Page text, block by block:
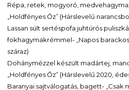
Répa, retek, mogyoró,
„Holdfényes Őz” (Hárslevelű
Lassan sült sertéspofa juhtúrós
fokhagymakrémmel- „Napos
száraz)
Dohánymézzel készült madártej,
„Holdfényes Őz” (Hárslevelű 2020,
Baranyai sajtválogatás, bagett- „Csak